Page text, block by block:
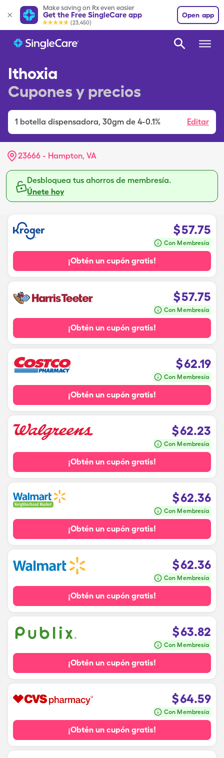
Make saving on Rx even easier
Get the Free SingleCare app
(23,450)
Open app
Ithoxia
Cupones y precios
1 botella dispensadora, 30gm de 4-0.1% Editar
23666 - Hampton, VA
Desbloquea tus ahorros de membresía.
Únete hoy
$57.75
Con Membresía
¡Obtén un cupón gratis!
$57.75
Con Membresía
¡Obtén un cupón gratis!
$62.19
Con Membresía
¡Obtén un cupón gratis!
$62.23
Con Membresía
¡Obtén un cupón gratis!
$62.36
Con Membresía
¡Obtén un cupón gratis!
$62.36
Con Membresía
¡Obtén un cupón gratis!
$63.82
Con Membresía
¡Obtén un cupón gratis!
$64.59
Con Membresía
¡Obtén un cupón gratis!